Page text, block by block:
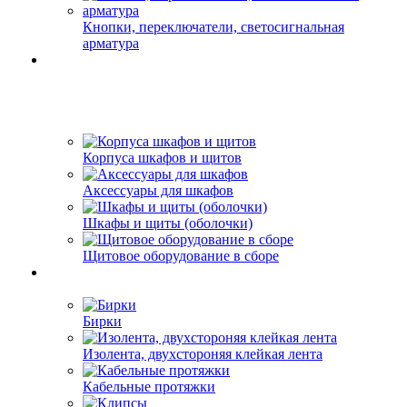
Кнопки, переключатели, светосигнальная
арматура
Корпуса шкафов и щитов
Аксессуары для шкафов
Шкафы и щиты (оболочки)
Щитовое оборудование в сборе
Бирки
Изолента, двухстороняя клейкая лента
Кабельные протяжки